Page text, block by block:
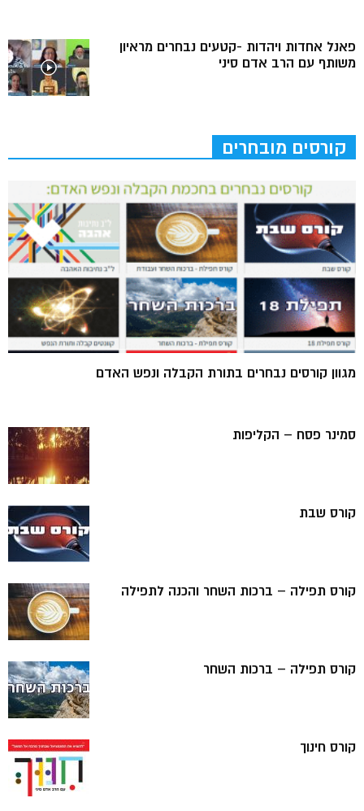
פאנל אחדות ויהדות -קטעים נבחרים מראיון
משותף עם הרב אדם סיני
קורסים מובחרים
מגוון קורסים נבחרים בתורת הקבלה ונפש האדם
סמינר פסח – הקליפות
קורס שבת
קורס תפילה – ברכות השחר והכנה לתפילה
קורס תפילה – ברכות השחר
קורס חינוך